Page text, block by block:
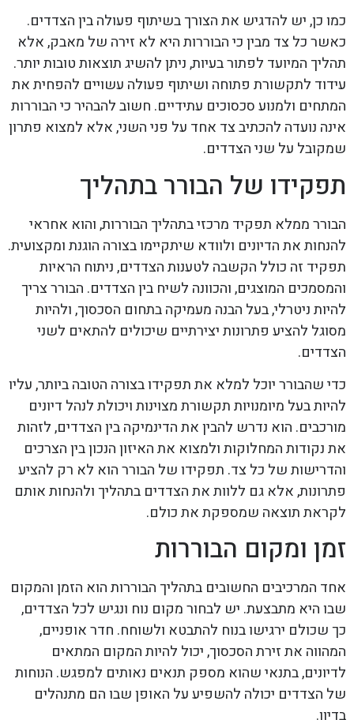
כמו כן, יש להדגיש את הצורך בשיתוף פעולה בין הצדדים.
כאשר כל צד מבין כי הבוררות היא לא זירה של מאבק, אלא
תהליך המיועד לפתור בעיות, ניתן להשיג תוצאות טובות יותר.
עידוד לתקשורת פתוחה ושיתוף פעולה עשויים להפחית את
המתחים ולמנוע סכסוכים עתידיים. חשוב להבהיר כי הבוררות
אינה נועדה להכתיב צד אחד על פני השני, אלא למצוא פתרון
שמקובל על שני הצדדים.
תפקידו של הבורר בתהליך
הבורר ממלא תפקיד מרכזי בתהליך הבוררות, והוא אחראי
להנחות את הדיונים ולוודא שיתקיימו בצורה הוגנת ומקצועית.
תפקיד זה כולל הקשבה לטענות הצדדים, ניתוח הראיות
והמסמכים המוצגים, והכוונה לשיח בין הצדדים. הבורר צריך
להיות ניטרלי, בעל הבנה מעמיקה בתחום הסכסוך, ולהיות
מסוגל להציע פתרונות יצירתיים שיכולים להתאים לשני
הצדדים.
כדי שהבורר יוכל למלא את תפקידו בצורה הטובה ביותר, עליו
להיות בעל מיומנויות תקשורת מצוינות ויכולת לנהל דיונים
מורכבים. הוא נדרש להבין את הדינמיקה בין הצדדים, לזהות
את נקודות המחלוקות ולמצוא את האיזון הנכון בין הצרכים
והדרישות של כל צד. תפקידו של הבורר הוא לא רק להציע
פתרונות, אלא גם ללוות את הצדדים בתהליך ולהנחות אותם
לקראת תוצאה שמספקת את כולם.
זמן ומקום הבוררות
אחד המרכיבים החשובים בתהליך הבוררות הוא הזמן והמקום
שבו היא מתבצעת. יש לבחור מקום נוח ונגיש לכל הצדדים,
כך שכולם ירגישו בנוח להתבטא ולשוחח. חדר אופניים,
המהווה את זירת הסכסוך, יכול להיות המקום המתאים
לדיונים, בתנאי שהוא מספק תנאים נאותים למפגש. הנוחות
של הצדדים יכולה להשפיע על האופן שבו הם מתנהלים